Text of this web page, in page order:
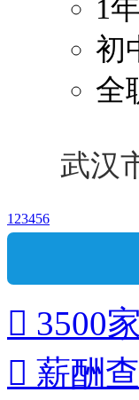
1
初
全
武汉
1 23456
 3500
 薪酬